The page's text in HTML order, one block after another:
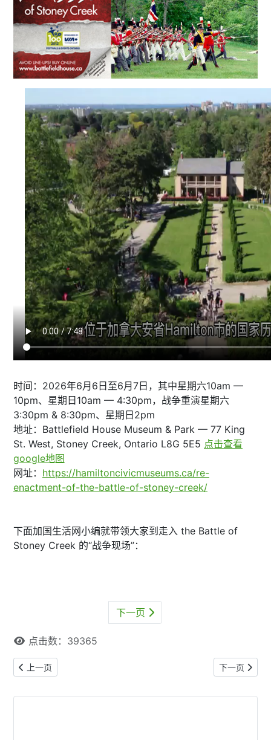
时间：2026年6月6日至6月7日，其中星期六10am —
10pm、星期日10am — 4:30pm，战争重演星期六
3:30pm & 8:30pm、星期日2pm
地址：Battlefield House Museum & Park — 77 King
St. West, Stoney Creek, Ontario L8G 5E5 点击查看
google地图
网址： https://hamiltoncivicmuseums.ca/re-
enactment-of-the-battle-of-stoney-creek/
下面加国生活网小编就带领大家到走入 the Battle of
Stoney Creek 的“战争现场”：
下一页
点击数：39365
上一篇文章: 多伦多国际龙舟节精彩瞬间（视频＋组图）
上一页 下一篇文章:
下一页